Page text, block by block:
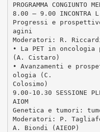
PROGRAMMA CONGIUNTO
8.00 – 9.00 INCONTRA
Progressi e
agini
Moderatori: R.
• La PET in
(A. Cistaro)
• Avanzamenti e
ologia (C.
Colosimo)
9.00-10.30 SESSIONE
AIOM
Genetica e tumori:
Moderatori: P.
A. Biondi (AIEOP)